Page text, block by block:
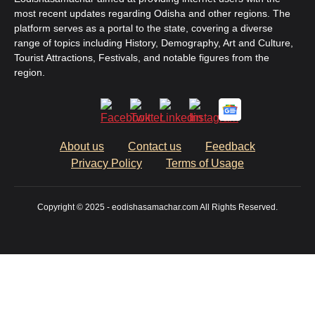
most recent updates regarding Odisha and other regions. The
platform serves as a portal to the state, covering a diverse
range of topics including History, Demography, Art and Culture,
Tourist Attractions, Festivals, and notable figures from the
region.
About us Contact us
Feedback
Privacy Policy
Terms of Usage
Copyright © 2025 - eodishasamachar.com All Rights Reserved.